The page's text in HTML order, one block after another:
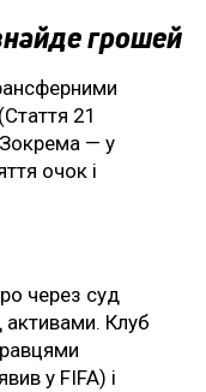
грошей
21
— у
очок і
через суд
активами. Клуб
у FIFA) і